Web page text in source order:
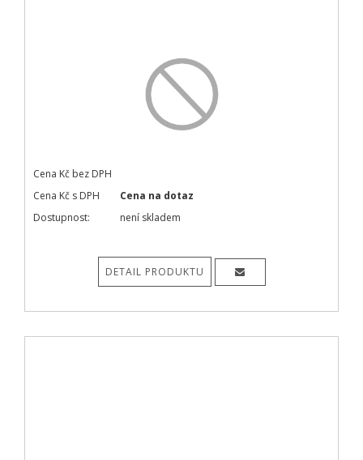
Cena Kč bez DPH
Cena Kč s DPH
Cena na dotaz
Dostupnost:
není skladem
DETAIL PRODUKTU